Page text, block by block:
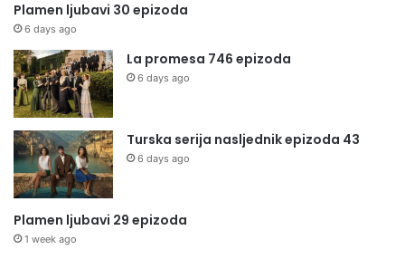
Plamen ljubavi 30 epizoda
6 days ago
La promesa 746 epizoda
6 days ago
Turska serija nasljednik epizoda 43
6 days ago
Plamen ljubavi 29 epizoda
1 week ago